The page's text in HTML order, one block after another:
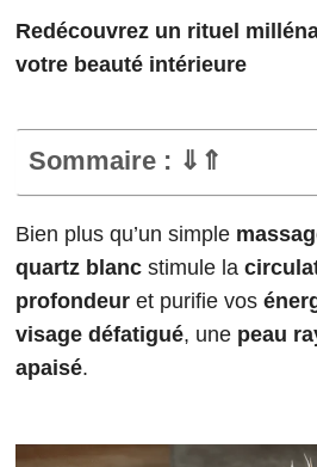
Redécouvrez un rituel
votre beauté intérieure
Sommaire : ⇓⇑
Bien plus qu’un simple
quartz blanc stimule la
profondeur et purifie vos
visage défatigué, une peau
apaisé.